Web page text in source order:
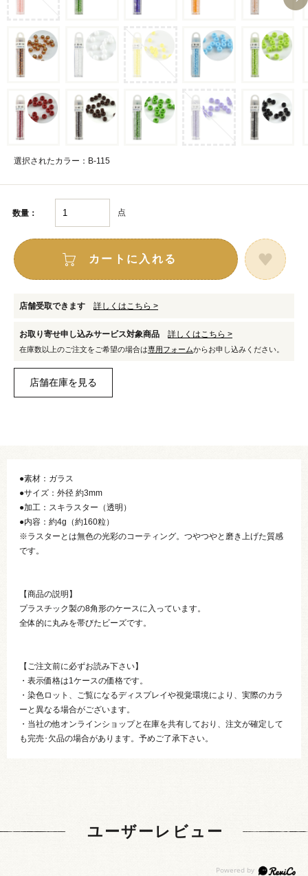
選択されたカラー：B-115
数量： 点
カートに入れる
店舗受取できます 詳しくはこちら >
お取り寄せ申し込みサービス対象商品 詳しくはこちら >
在庫数以上のご注文をご希望の場合は専用フォームからお申し込みください。
●素材：ガラス
●サイズ：外径 約3mm
●加工：スキラスター（透明）
●内容：約4g（約160粒）
※ラスターとは無色の光彩のコーティング。つやつやと磨き上げた質感
です。
【商品の説明】
プラスチック製の8角形のケースに入っています。
全体的に丸みを帯びたビーズです。
【ご注文前に必ずお読み下さい】
・表示価格は1ケースの価格です。
・染色ロット、ご覧になるディスプレイや視覚環境により、実際のカラ
ーと異なる場合がございます。
・当社の他オンラインショップと在庫を共有しており、注文が確定して
も完売･欠品の場合があります。予めご了承下さい。
ユーザーレビュー